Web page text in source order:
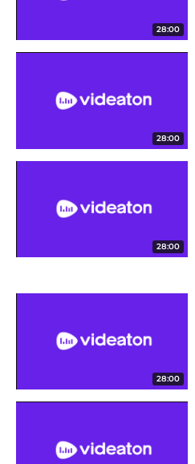
28:00
28:00
28:00
28:00